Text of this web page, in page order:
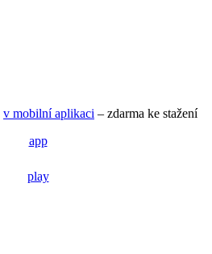
v mobilní aplikaci – zdarma ke stažení